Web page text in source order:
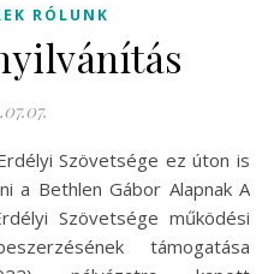
RÓLUNK
a Bethlen Gábor Alapnak A
Szövetsége működési
támogatása